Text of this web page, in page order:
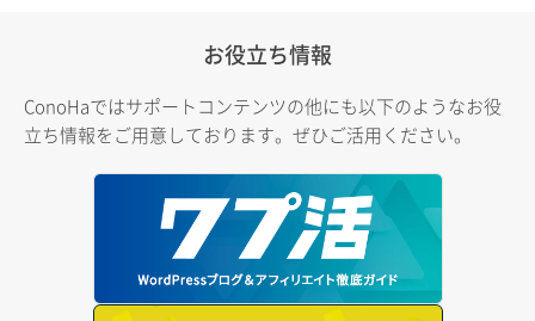
お役立ち情報
ConoHaではサポートコンテンツの他にも以下のようなお役
立ち情報をご用意しております。ぜひご活用ください。